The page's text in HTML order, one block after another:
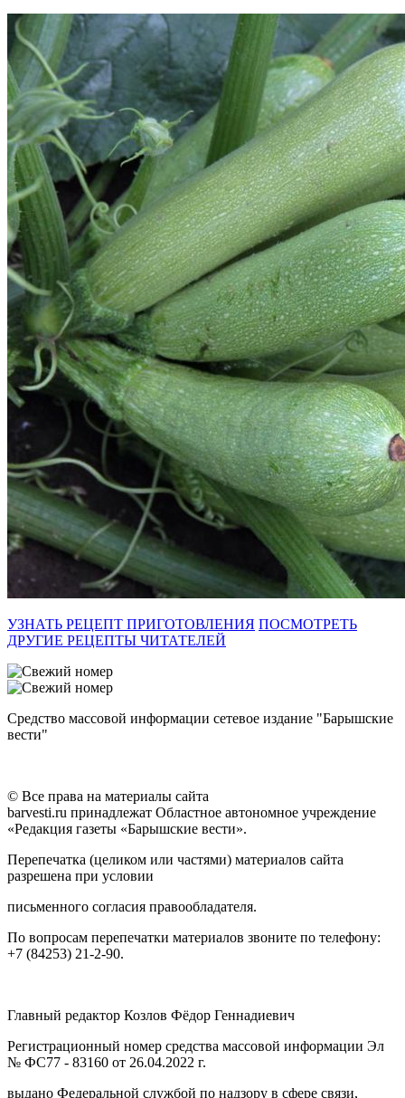
УЗНАТЬ РЕЦЕПТ ПРИГОТОВЛЕНИЯ ПОСМОТРЕТЬ
ДРУГИЕ РЕЦЕПТЫ ЧИТАТЕЛЕЙ
Средство массовой информации сетевое издание "Барышские
вести"
© Все права на материалы сайта
barvesti.ru принадлежат Областное автономное учреждение
«Редакция газеты «Барышские вести».
Перепечатка (целиком или частями) материалов сайта
разрешена при условии
письменного согласия правообладателя.
По вопросам перепечатки материалов звоните по телефону:
+7 (84253) 21-2-90.
Главный редактор Козлов Фёдор Геннадиевич
Регистрационный номер средства массовой информации Эл
№ ФС77 - 83160 от 26.04.2022 г.
выдано Федеральной службой по надзору в сфере связи,